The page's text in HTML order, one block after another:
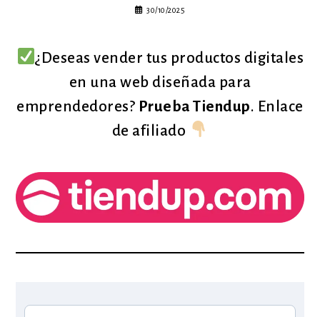
30/10/2025
¿Deseas vender tus productos digitales
en una web diseñada para
emprendedores? Prueba Tiendup. Enlace
de afiliado